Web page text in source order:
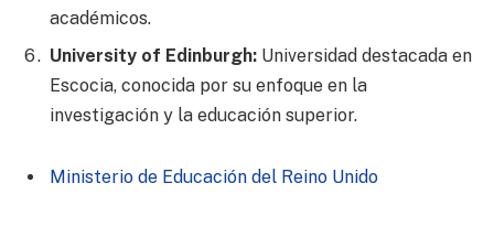
académicos.
University of Edinburgh: Universidad destacada en
Escocia, conocida por su enfoque en la
investigación y la educación superior.
Ministerio de Educación del Reino Unido